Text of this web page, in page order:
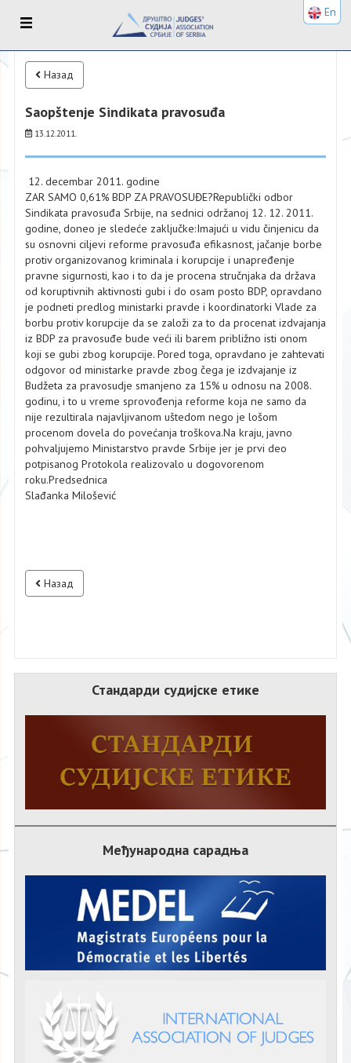
Назад
Saopštenje Sindikata pravosuđa
13.12.2011.
12. decembar 2011. godine
ZAR SAMO 0,61% BDP ZA PRAVOSUĐE?Republički odbor
Sindikata pravosuđa Srbije, na sednici održanoj 12. 12. 2011.
godine, doneo je sledeće zaključke:Imajući u vidu činjenicu da
su osnovni ciljevi reforme pravosuđa efikasnost, jačanje borbe
protiv organizovanog kriminala i korupcije i unapređenje
pravne sigurnosti, kao i to da je procena stručnjaka da država
od koruptivnih aktivnosti gubi i do osam posto BDP, opravdano
je podneti predlog ministarki pravde i koordinatorki Vlade za
borbu protiv korupcije da se založi za to da procenat izdvajanja
iz BDP za pravosuđe bude veći ili barem približno isti onom
koji se gubi zbog korupcije. Pored toga, opravdano je zahtevati
odgovor od ministarke pravde zbog čega je izdvajanje iz
Budžeta za pravosudje smanjeno za 15% u odnosu na 2008.
godinu, i to u vreme sprovođenja reforme koja ne samo da
nije rezultirala najavljivanom uštedom nego je lošom
procenom dovela do povećanja troškova.Na kraju, javno
pohvaljujemo Ministarstvo pravde Srbije jer je prvi deo
potpisanog Protokola realizovalo u dogovorenom
roku.Predsednica
Slađanka Milošević
Назад
Стандарди судијске етике
Међународна сарадња
En